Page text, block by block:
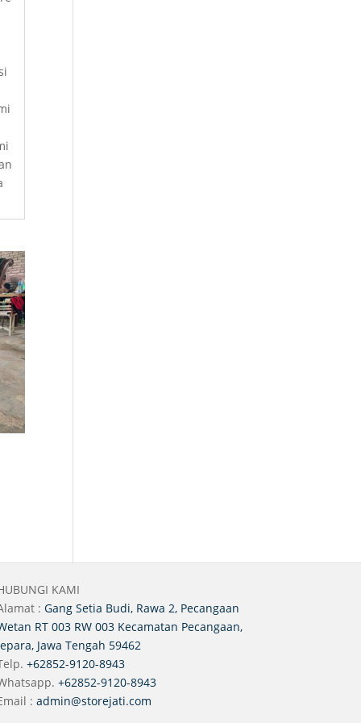
KAMI
: Gang Setia Budi, Rawa 2, Pecangaan
RT 003 RW 003 Kecamatan Pecangaan,
Jawa Tengah 59462
+62852-9120-8943
+62852-9120-8943
: admin@storejati.com